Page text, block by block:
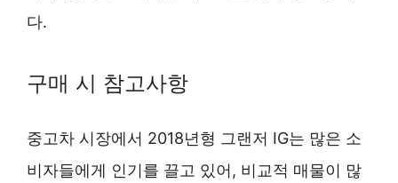
다.
구매 시 참고사항
중고차 시장에서 2018년형 그랜저 IG는 많은 소
비자들에게 인기를 끌고 있어, 비교적 매물이 많